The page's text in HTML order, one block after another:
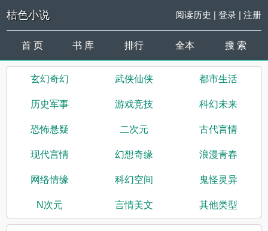
桔色小说 阅读历史 | 登录| 注册
首 页 书 库 排行 全本 搜 索
玄幻奇幻 武侠仙侠 都市生活
历史军事 游戏竞技 科幻未来
恐怖悬疑 二次元 古代言情
现代言情 幻想奇缘 浪漫青春
网络情缘 科幻空间 鬼怪灵异
N次元 言情美文 其他类型